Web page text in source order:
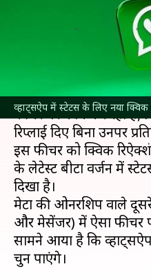
व्हाट्सऐप में स्टेटस के लिए नया
Apr 29, 2022
मेसेजिंग प्लेटफॉर्मव्हाट्सऐप
फीचर पर काम कर रहा
रिप्लाई दिए बिना उनपर
इस फीचर को क्विक
के लेटेस्ट बीटा वर्जन में
दिखा है।
मेटा की ओनरशिप वाले दूसरे
और मेसेंजर) में ऐसा फीचर
सामने आया है कि